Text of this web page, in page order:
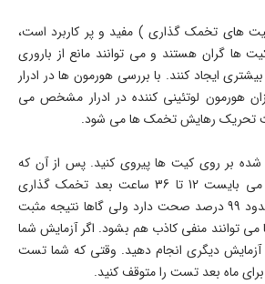
های تخمک گذاری ) مفید و پر کاربرد است،
ها گران هستند و می توانند مانع از باروری
ایجاد کنند. با بررسی هورمون ها در ادرار
هورمون لوتئینی کننده در ادرار مشخص می
تحریک رهایش تخمک ها می شود.
بر روی کیت ها پیروی کنید. پس از آن که
نتیجه تست مثبت شد، می بایست 12 تا 36 ساعت بعد تخمک گذاری
داشته باشید. نتایج در حدود 99 درصد صحت دارد ولی گاها نتیجه مثبت
می توانند منفی کاذب هم بشود. اگر آزمایش شما
دیگری انجام دهید. وقتی که شما تست
ماه بعد تست را متوقف کنید.